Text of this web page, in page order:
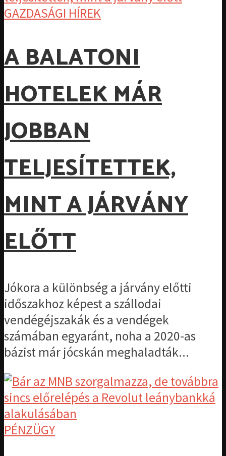
GAZDASÁGI HÍREK
A BALATONI
HOTELEK MÁR
JOBBAN
TELJESÍTETTEK,
MINT A JÁRVÁNY
ELŐTT
Jókora a különbség a járvány előtti
időszakhoz képest a szállodai
vendégéjszakák és a vendégek
számában egyaránt, noha a 2020-as
bázist már jócskán meghaladták...
PÉNZÜGY